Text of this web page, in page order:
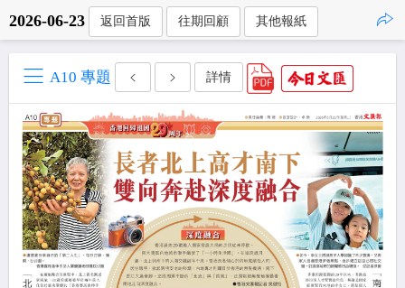
2026-06-23 返回首版 往期回顧 其他報紙
A10 專題 詳情